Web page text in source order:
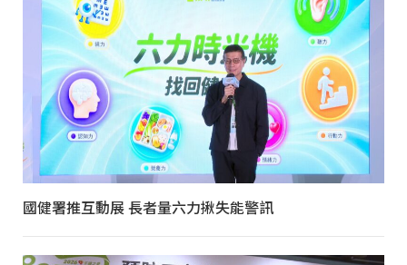
國健署推互動展 長者量六力揪失能警訊